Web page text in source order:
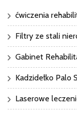
ćwiczenia
Filtry ze stali
Gabinet
Kadzidełko Palo
Laserowe